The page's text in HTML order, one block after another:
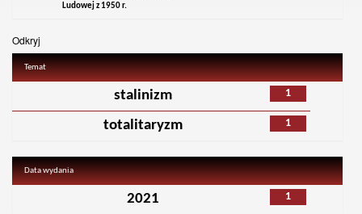
Ludowej z 1950 r.
Odkryj
Temat
1
stalinizm
1
totalitaryzm
Data wydania
1
2021